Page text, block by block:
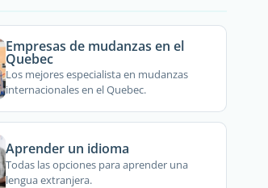
Empresas de mudanzas en el
Quebec
Los mejores especialista en mudanzas
internacionales en el Quebec.
Aprender un idioma
Todas las opciones para aprender una
lengua extranjera.